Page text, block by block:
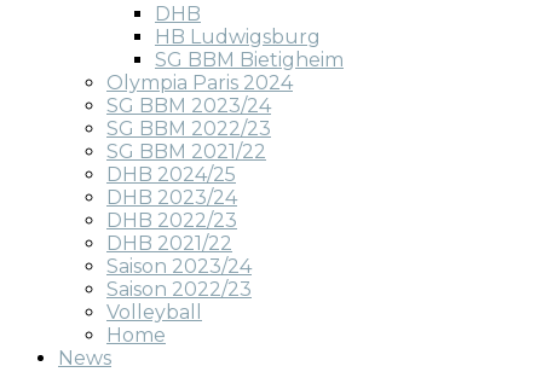
DHB
HB Ludwigsburg
SG BBM Bietigheim
Olympia Paris 2024
SG BBM 2023/24
SG BBM 2022/23
SG BBM 2021/22
DHB 2024/25
DHB 2023/24
DHB 2022/23
DHB 2021/22
Saison 2023/24
Saison 2022/23
Volleyball
Home
News